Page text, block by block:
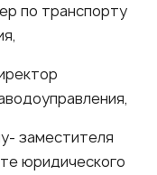
по транспорту
заместителя
юридического